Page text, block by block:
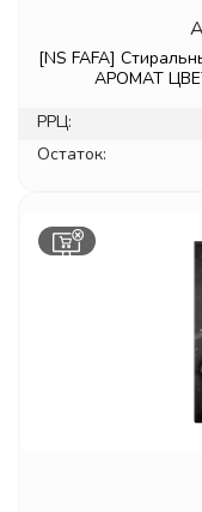
[NS FAFA]
АРОМАТ
РРЦ:
Остаток: